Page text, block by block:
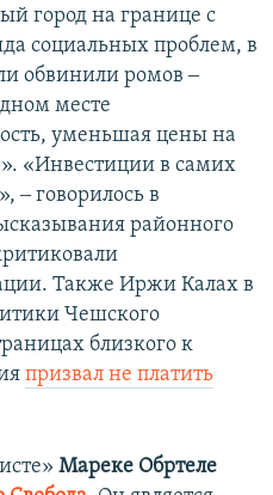
город на границе с
социальных проблем, в
обвинили ромов ‒
месте
уменьшая цены на
«Инвестиции в самих
‒ говорилось в
районного
Также Иржи Калах в
Чешского
близкого к
призвал не платить
Мареке Обртеле